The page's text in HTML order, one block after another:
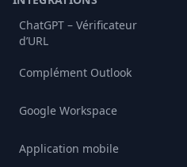
ChatGPT – Vérificateur
d’URL
Complément Outlook
Google Workspace
Application mobile